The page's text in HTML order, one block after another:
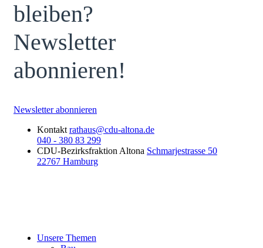
bleiben?
Newsletter
abonnieren!
Newsletter abonnieren
Kontakt rathaus@cdu-altona.de
040 - 380 83 299
CDU-Bezirksfraktion Altona Schmarjestrasse 50
22767 Hamburg
Unsere Themen